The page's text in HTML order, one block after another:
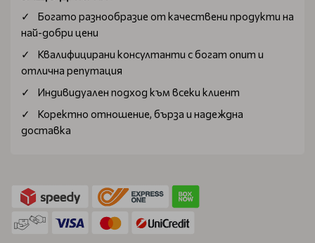
Богатo разнообразие от качествени продукти на
най-добри цени
Квалифицирани консултанти с богат опит и
отлична репутация
Индивидуален подход към всеки клиент
Коректно отношение, бърза и надеждна
доставка